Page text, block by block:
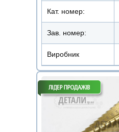
Кат. номер:
Зав. номер:
Виробник